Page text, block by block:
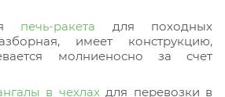
печь-ракета для походных
имеет конструкцию,
молниеносно за счет
в чехлахдля перевозки в